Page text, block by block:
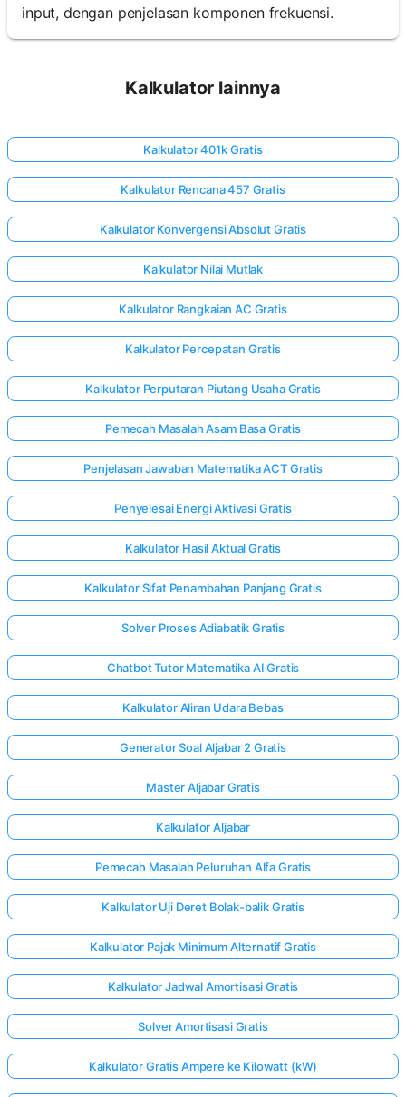
input, dengan penjelasan komponen frekuensi.
Kalkulator lainnya
Kalkulator 401k Gratis
Kalkulator Rencana 457 Gratis
Kalkulator Konvergensi Absolut Gratis
Kalkulator Nilai Mutlak
Kalkulator Rangkaian AC Gratis
Kalkulator Percepatan Gratis
Kalkulator Perputaran Piutang Usaha Gratis
Pemecah Masalah Asam Basa Gratis
Penjelasan Jawaban Matematika ACT Gratis
Penyelesai Energi Aktivasi Gratis
Kalkulator Hasil Aktual Gratis
Kalkulator Sifat Penambahan Panjang Gratis
Solver Proses Adiabatik Gratis
Chatbot Tutor Matematika AI Gratis
Kalkulator Aliran Udara Bebas
Generator Soal Aljabar 2 Gratis
Master Aljabar Gratis
Kalkulator Aljabar
Pemecah Masalah Peluruhan Alfa Gratis
Kalkulator Uji Deret Bolak-balik Gratis
Kalkulator Pajak Minimum Alternatif Gratis
Kalkulator Jadwal Amortisasi Gratis
Solver Amortisasi Gratis
Kalkulator Gratis Ampere ke Kilowatt (kW)